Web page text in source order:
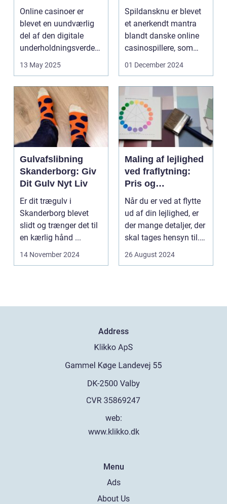
ustri
Online casinoer er
blevet en uundværlig
del af den digitale
underholdningsverden.
13 May 2025
Underholdende
Online Casinoer
Spildansknu er blevet
et anerkendt mantra
blandt danske online
casinospillere, som
søger unde...
01 December 2024
Gulvafslibning
Skanderborg: Giv
Dit Gulv Nyt Liv
Er dit trægulv i
Skanderborg blevet
slidt og trænger det til
en kærlig hånd ...
14 November 2024
Maling af lejlighed
ved fraflytning:
Pris og
overvejelser
Når du er ved at flytte
ud af din lejlighed, er
der mange detaljer, der
skal tages hensyn til.
26 August 2024
Address
web:
www.klikko.dk
Menu
Ads
About Us